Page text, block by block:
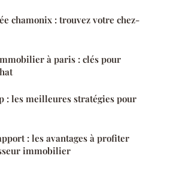
chamonix : trouvez votre chez-
à paris : clés pour
: les meilleures stratégies pour
: les avantages à profiter
immobilier